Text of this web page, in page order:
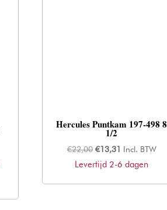
Hercules Puntkam 197-498 8
1/2
€22,00 Oorspronkelijke
prijs
€13,31 Huidige
prijs
Incl. BTW
Levertijd 2-6 dagen